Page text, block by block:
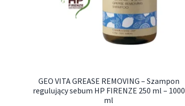
GEO VITA GREASE REMOVING – Szampon
regulujący sebum HP FIRENZE 250 ml – 1000
ml